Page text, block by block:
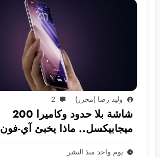
وليد رضا (محرر) 2
شاشة بلا حدود وكاميرا 200
ميجابيكسل.. ماذا يخبئ آي-فون
2028؟
يوم واحد منذ النشر